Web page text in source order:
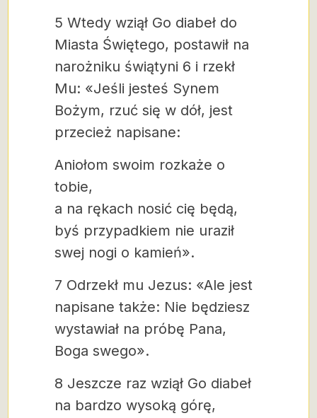
5 Wtedy wziął Go diabeł do
Miasta Świętego, postawił na
narożniku świątyni 6 i rzekł
Mu: «Jeśli jesteś Synem
Bożym, rzuć się w dół, jest
przecież napisane:
Aniołom swoim rozkaże o
tobie,
a na rękach nosić cię będą,
byś przypadkiem nie uraził
swej nogi o kamień».
7 Odrzekł mu Jezus: «Ale jest
napisane także: Nie będziesz
wystawiał na próbę Pana,
Boga swego».
8 Jeszcze raz wziął Go diabeł
na bardzo wysoką górę,